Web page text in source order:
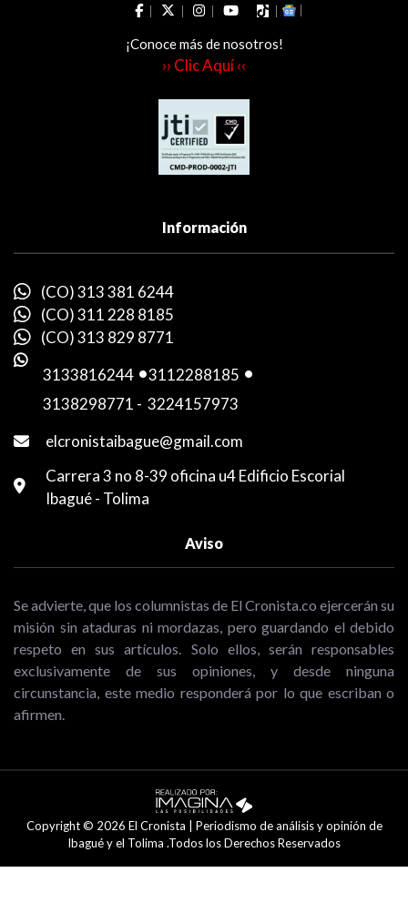
¡Conoce más de nosotros!
›› Clic Aquí ‹‹
Información
(CO) 313 381 6244
(CO) 311 228 8185
(CO) 313 829 8771
3133816244 -3112288185 -
3138298771 - 3224157973
elcronistaibague@gmail.com
Carrera 3 no 8-39 oficina u4 Edificio Escorial
Ibagué - Tolima
Aviso
Se advierte, que los columnistas de El Cronista.co ejercerán su
misión sin ataduras ni mordazas, pero guardando el debido
respeto en sus artículos. Solo ellos, serán responsables
exclusivamente de sus opiniones, y desde ninguna
circunstancia, este medio responderá por lo que escriban o
afirmen.
Copyright © 2026 El Cronista | Periodismo de análisis y opinión de
Ibagué y el Tolima .Todos los Derechos Reservados